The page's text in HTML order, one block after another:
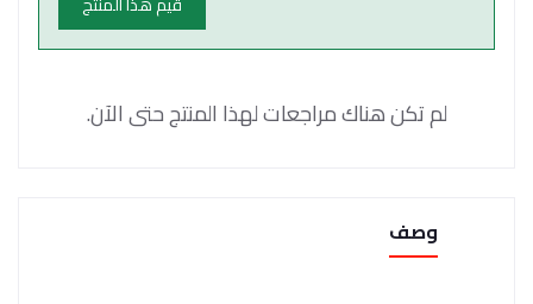
لم تكن هناك مراجعات لهذا المنتج حتى الآن.
وصف